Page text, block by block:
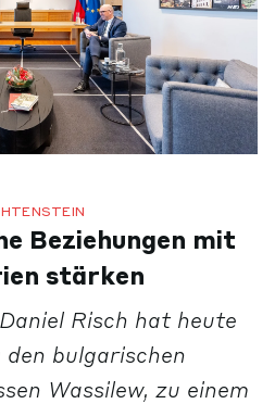
Beziehungen mit
stärken
Risch hat heute
bulgarischen
Wassilew, zu einem